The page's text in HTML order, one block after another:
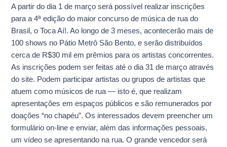
A partir do dia 1 de março será possível realizar inscrições
para a 4ª edição do maior concurso de música de rua do
Brasil, o Toca Aí!. Ao longo de 3 meses, acontecerão mais de
100 shows no Pátio Metrô São Bento, e serão distribuídos
cerca de R$30 mil em prêmios para os artistas concorrentes.
As inscrições podem ser feitas até o dia 31 de março através
do site. Podem participar artistas ou grupos de artistas que
atuem como músicos de rua — isto é, que realizam
apresentações em espaços públicos e são remunerados por
doações “no chapéu”. Os interessados devem preencher um
formulário on-line e enviar, além das informações pessoais,
um vídeo se apresentando na rua. O grande vencedor será
em
março